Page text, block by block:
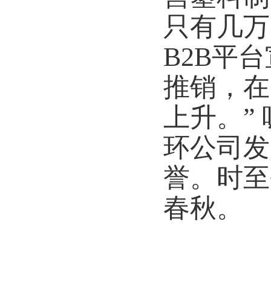
只有几
B2B平
推销，
上升。
环公司
誉。时
春秋。